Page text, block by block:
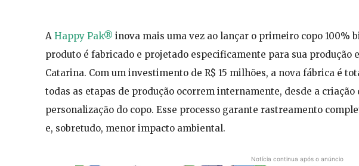
A Happy Pak® inova mais uma vez ao lançar o primeiro copo 100%
produto é fabricado e projetado especificamente para sua produção
Catarina. Com um investimento de R$ 15 milhões, a nova fábrica é
todas as etapas de produção ocorrem internamente, desde a criação
personalização do copo. Esse processo garante rastreamento
e, sobretudo, menor impacto ambiental.
Notícia continua após o anúncio